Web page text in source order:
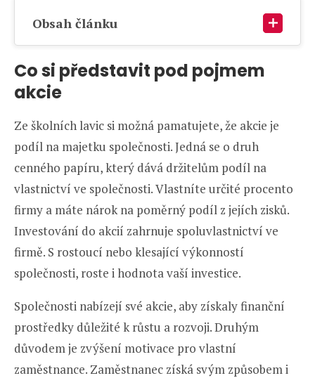
Obsah článku
Co si představit pod pojmem
akcie
Ze školních lavic si možná pamatujete, že akcie je
podíl na majetku společnosti. Jedná se o druh
cenného papíru, který dává držitelům podíl na
vlastnictví ve společnosti. Vlastníte určité procento
firmy a máte nárok na poměrný podíl z jejích zisků.
Investování do akcií zahrnuje spoluvlastnictví ve
firmě. S rostoucí nebo klesající výkonností
společnosti, roste i hodnota vaší investice.
Společnosti nabízejí své akcie, aby získaly finanční
prostředky důležité k růstu a rozvoji. Druhým
důvodem je zvýšení motivace pro vlastní
zaměstnance. Zaměstnanec získá svým způsobem i